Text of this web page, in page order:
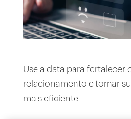
Use a data para fortalecer
relacionamento e tornar
mais eficiente